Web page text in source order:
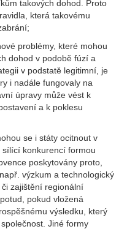
takových dohod. Proto
která takovému
problémy, které mohou
dohod v podobě fúzí a
v podstatě legitimní, je
i nadále fungovaly na
úpravy může vést k
a k poklesu
se i státy ocitnout v
konkurencí formou
poskytovány proto,
výzkum a technologický
zajištění regionální
pokud vložená
výsledku, který
Jiné formy